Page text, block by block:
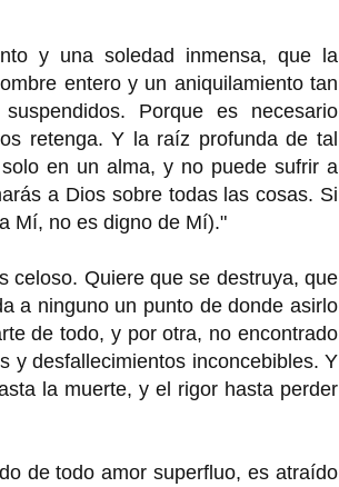
y una soledad inmensa, que la
entero y un aniquilamiento tan
Porque es necesario
retenga. Y la raíz profunda de tal
en un alma, y no puede sufrir a
a Dios sobre todas las cosas. Si
Mí, no es digno de Mí)."
celoso. Quiere que se destruya, que
a ninguno un punto de donde asirlo
de todo, y por otra, no encontrado
y desfallecimientos inconcebibles. Y
la muerte, y el rigor hasta perder
de todo amor superfluo, es atraído